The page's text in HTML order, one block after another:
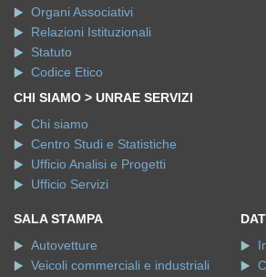
Organi Associativi
Relazioni Istituzionali
Statuto
Codice Etico
CHI SIAMO > UNRAE SERVIZI
Chi siamo
Centro Studi e Statistiche
Ufficio Analisi e Progetti
Ufficio Servizi
SALA STAMPA
Autovetture
Veicoli commerciali e industriali